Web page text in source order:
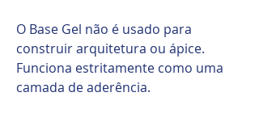
O Base Gel não é usado para
construir arquitetura ou ápice.
Funciona estritamente como uma
camada de aderência.